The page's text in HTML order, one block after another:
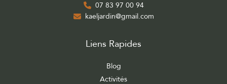
07 83 97 00 94
kaeljardin@gmail.com
Liens Rapides
Blog
Activités